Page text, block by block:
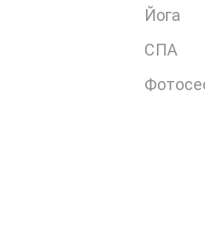
Йога
СПА